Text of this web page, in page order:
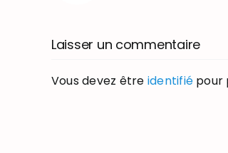
Laisser un commentaire
Vous devez être identifié pour